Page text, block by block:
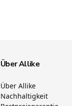
Über Allike
Über Allike
Nachhaltigkeit